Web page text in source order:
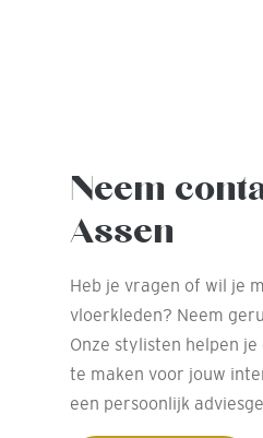
Neem
Assen
Heb je vragen of wil je
vloerkleden? Neem
Onze stylisten helpen
te maken voor jouw
een persoonlijk